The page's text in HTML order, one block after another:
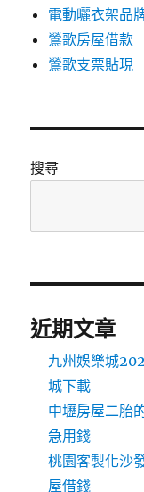
電動曬衣架品
鶯歌房屋借款
鶯歌支票貼現
搜尋
近期文章
九州娛樂城
城下載
中壢房屋二胎
急用錢
桃園客製化沙
屋借錢